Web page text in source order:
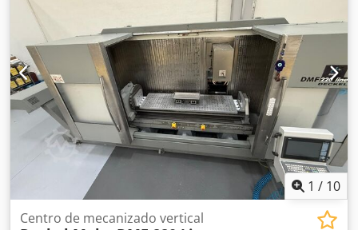
1 / 10
Centro de mecanizado vertical